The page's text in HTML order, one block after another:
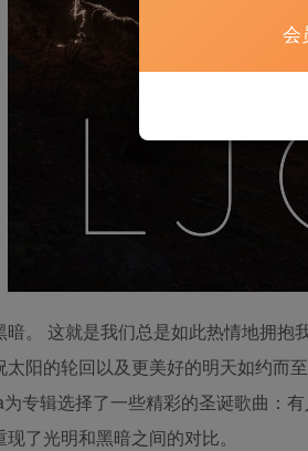
。 这就是我们总是如此热情地拥
阳的轮回以及更美好的明天如约
专辑选择了一些精彩的圣诞歌曲
了光明和黑暗之间的对比。
会